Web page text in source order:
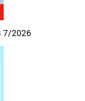
7/2026